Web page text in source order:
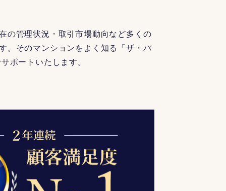
の管理状況・取引市場動向など多くの
。そのマンションをよく知る「ザ・パ
ポートいたします。